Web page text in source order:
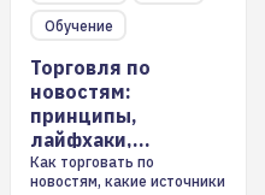
Обучение
Торговля по
новостям:
принципы,
лайфхаки,
инструменты
Как торговать по
новостям, какие источники